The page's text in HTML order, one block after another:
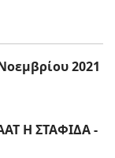
2021
Η ΣΤΑΦΙΔΑ -